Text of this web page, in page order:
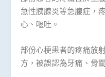
急性胰腺炎等急腹症，
心、嘔吐。
部份心梗患者的疼痛放
方，被誤認為牙痛、骨